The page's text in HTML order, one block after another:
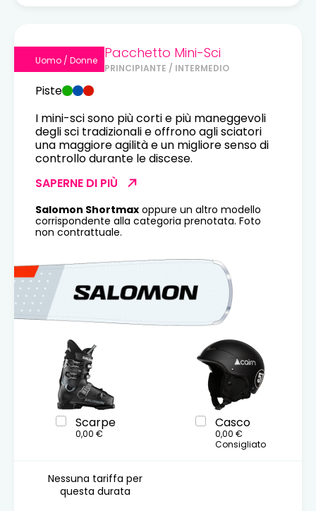
Uomo / Donne Pacchetto Mini-Sci
PRINCIPIANTE / INTERMEDIO
Piste
I mini-sci sono più corti e più maneggevoli
degli sci tradizionali e offrono agli sciatori
una maggiore agilità e un migliore senso di
controllo durante le discese.
SAPERNE DI PIÙ
Salomon Shortmax oppure un altro modello
corrispondente alla categoria prenotata. Foto
non contrattuale.
Scarpe
0,00 €
Casco
0,00 €
Consigliato
Nessuna tariffa per
questa durata